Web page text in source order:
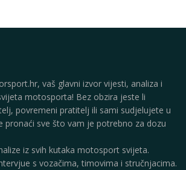
vaš glavni izvor vijesti, analiza i
motosporta! Bez obzira jeste li
povremeni pratitelj ili sami sudjelujete u
pronaći sve što vam je potrebno za dozu
iz svih kutaka motosport svijeta.
s vozačima, timovima i stručnjacima.